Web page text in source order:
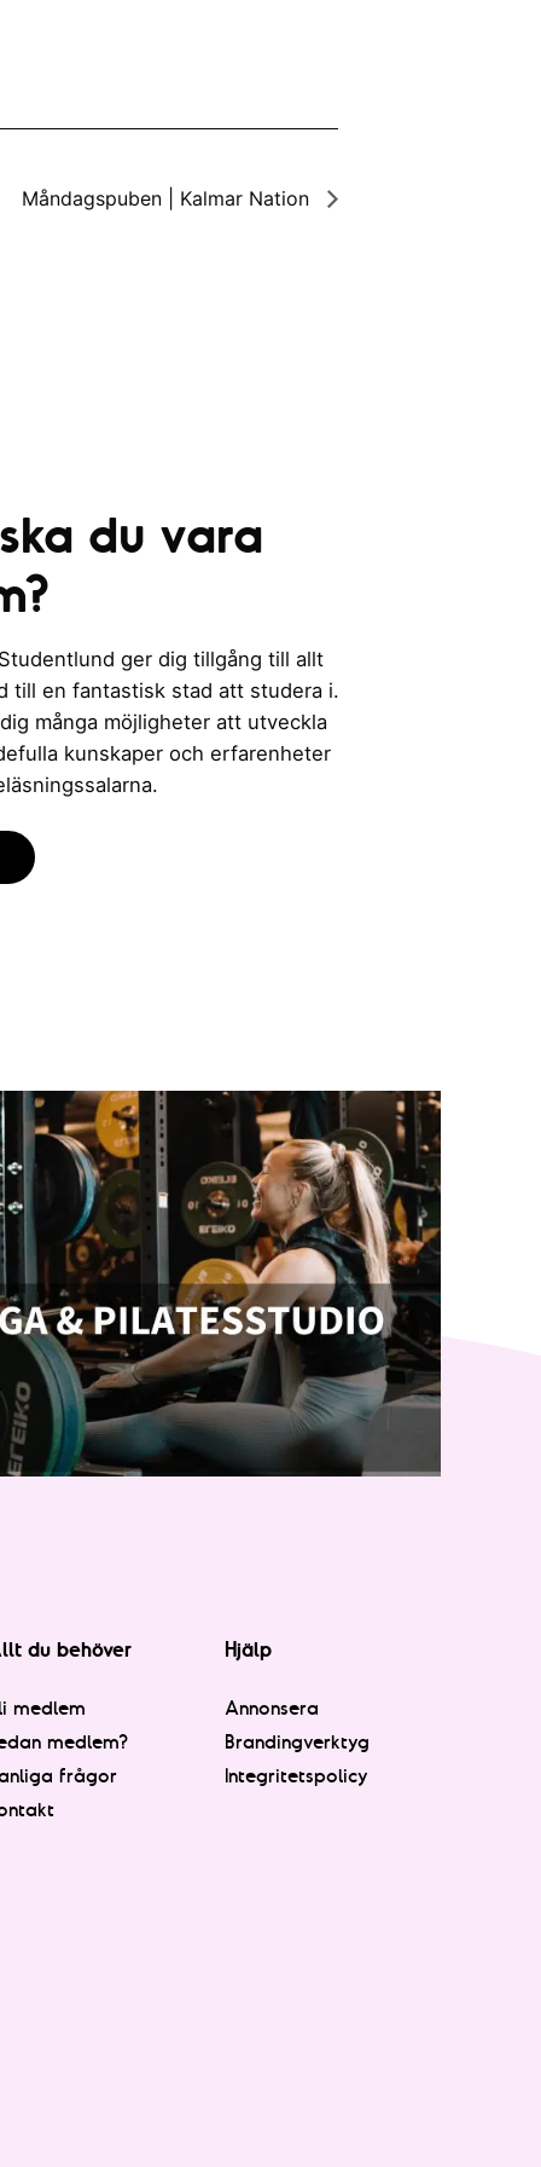
Måndagspuben | Kalmar Nation
du vara
ger dig tillgång till allt
till en fantastisk stad att studera i.
många möjligheter att utveckla
kunskaper och erfarenheter
du behöver
medlem
medlem?
frågor
Hjälp
Annonsera
Brandingverktyg
Integritetspolicy